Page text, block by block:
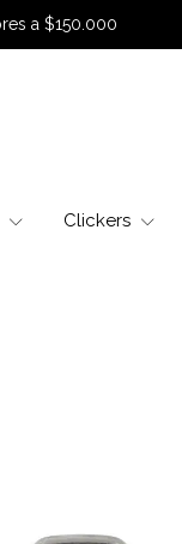
a $150.000
Clickers